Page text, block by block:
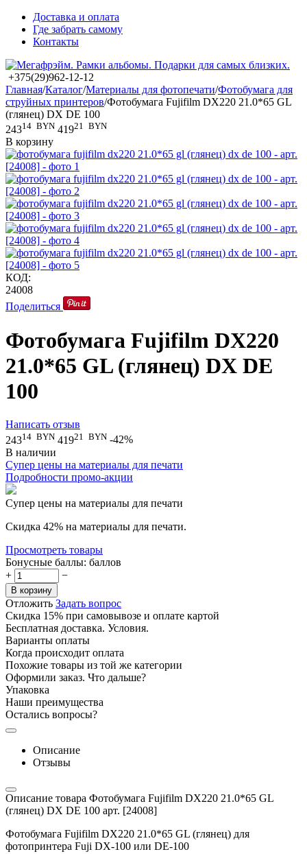
Доставка и оплата
Где забрать самому
Контакты
+375(29)962-12-12
Главная/Каталог/Материалы для фотопечати/Фотобумага для
струйных принтеров/Фотобумага Fujifilm DX220 21.0*65 GL
(глянец) DX DE 100
24314 BYN 41921 BYN
В корзину
КОД:
24008
Поделиться
Фотобумага Fujifilm DX220
21.0*65 GL (глянец) DX DE
100
Написать отзыв
24314 BYN 41921 BYN -42%
В наличии
Супер цены на материалы для печати
Подробности промо-акции
Супер цены на материалы для печати
Скидка 42% на материалы для печати.
Просмотреть товары
Бонусные баллы: баллов
+
−
В корзину
Отложить Задать вопрос
Скидка 15% при самовывозе и оплате картой
Бесплатная доставка. Условия.
Варианты оплаты
Когда происходит оплата
Похожие товары из той же категории
Оформили заказ. Что дальше?
Упаковка
Наши преимущества
Остались вопросы?
Описание
Отзывы
Описание товара Фотобумага Fujifilm DX220 21.0*65 GL
(глянец) DX DE 100 арт. [24008]
Фотобумага Fujifilm DX220 21.0*65 GL (глянец) для
фотопринтера Fuji DX-100 или DE-100